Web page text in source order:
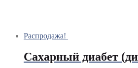
Распродажа!
Сахарный диабет